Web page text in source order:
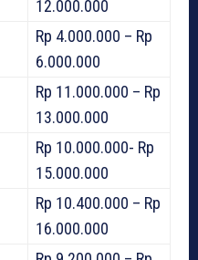
12.000.000
Rp 4.000.000 – Rp
6.000.000
Rp 11.000.000 – Rp
13.000.000
Rp 10.000.000- Rp
15.000.000
Rp 10.400.000 – Rp
16.000.000